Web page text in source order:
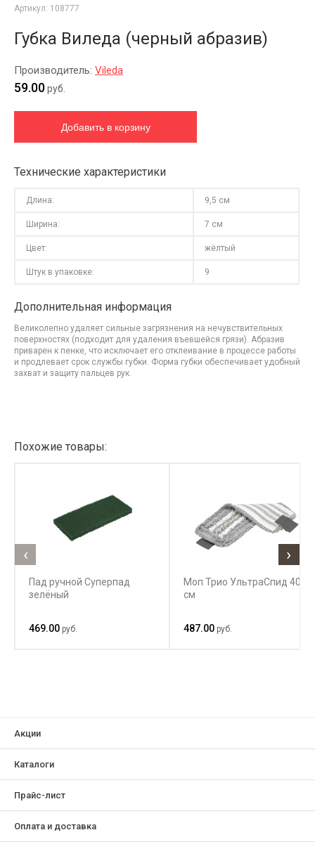
Артикул: 108777
Губка Виледа (черный абразив)
Производитель: Vileda
59.00руб.
Технические характеристики
Длина: 9,5 см
Ширина: 7 см
Цвет: жёлтый
Штук в упаковке: 9
Дополнительная информация
Великолепно удаляет сильные загрязнения на нечувствительных
поверхностях (подходит для удаления въевшейся грязи). Абразив
приварен к пенке, что исключает его отклеивание в процессе работы
и продлевает срок службы губки. Форма губки обеспечивает удобный
захват и защиту пальцев рук.
Похожие товары:
Пад ручной Суперпад
зелёный
469.00 руб.
Моп Трио УльтраСпид 40
см
487.00 руб.
‹ ›
Акции
Каталоги
Прайс-лист
Оплата и доставка